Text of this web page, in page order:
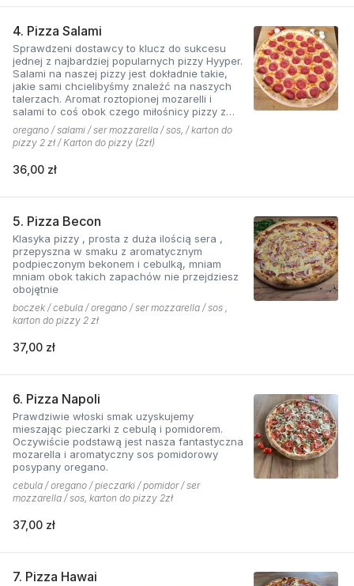
4. Pizza Salami
Sprawdzeni dostawcy to klucz do sukcesu
jednej z najbardziej popularnych pizzy Hyyper.
Salami na naszej pizzy jest dokładnie takie,
jakie sami chcielibyśmy znaleźć na naszych
talerzach. Aromat roztopionej mozarelli i
salami to coś obok czego miłośnicy pizzy z
mięsem nie przejdą obojętnie!
oregano / salami / ser mozzarella / sos, / karton do
pizzy 2 zł / Karton do pizzy (2zł)
36,00 zł
5. Pizza Becon
Klasyka pizzy , prosta z duża ilością sera ,
przepyszna w smaku z aromatycznym
podpieczonym bekonem i cebulką, mniam
mniam obok takich zapachów nie przejdziesz
obojętnie
boczek / cebula / oregano / ser mozzarella / sos ,
karton do pizzy 2 zł
37,00 zł
6. Pizza Napoli
Prawdziwie włoski smak uzyskujemy
mieszając pieczarki z cebulą i pomidorem.
Oczywiście podstawą jest nasza fantastyczna
mozarella i aromatyczny sos pomidorowy
posypany oregano.
cebula / oregano / pieczarki / pomidor / ser
mozzarella / sos, karton do pizzy 2zł
37,00 zł
7. Pizza Hawai